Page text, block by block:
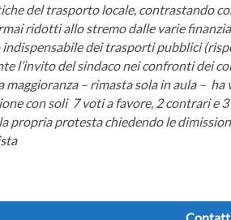
del trasporto locale, contrastando
ridotti allo stremo dalle varie
dei trasporti pubblici
l’invito del sindaco nei confronti dei
maggioranza – rimasta sola in aula –
con soli 7 voti a favore, 2 contrari e
propria protesta chiedendo le dimissioni